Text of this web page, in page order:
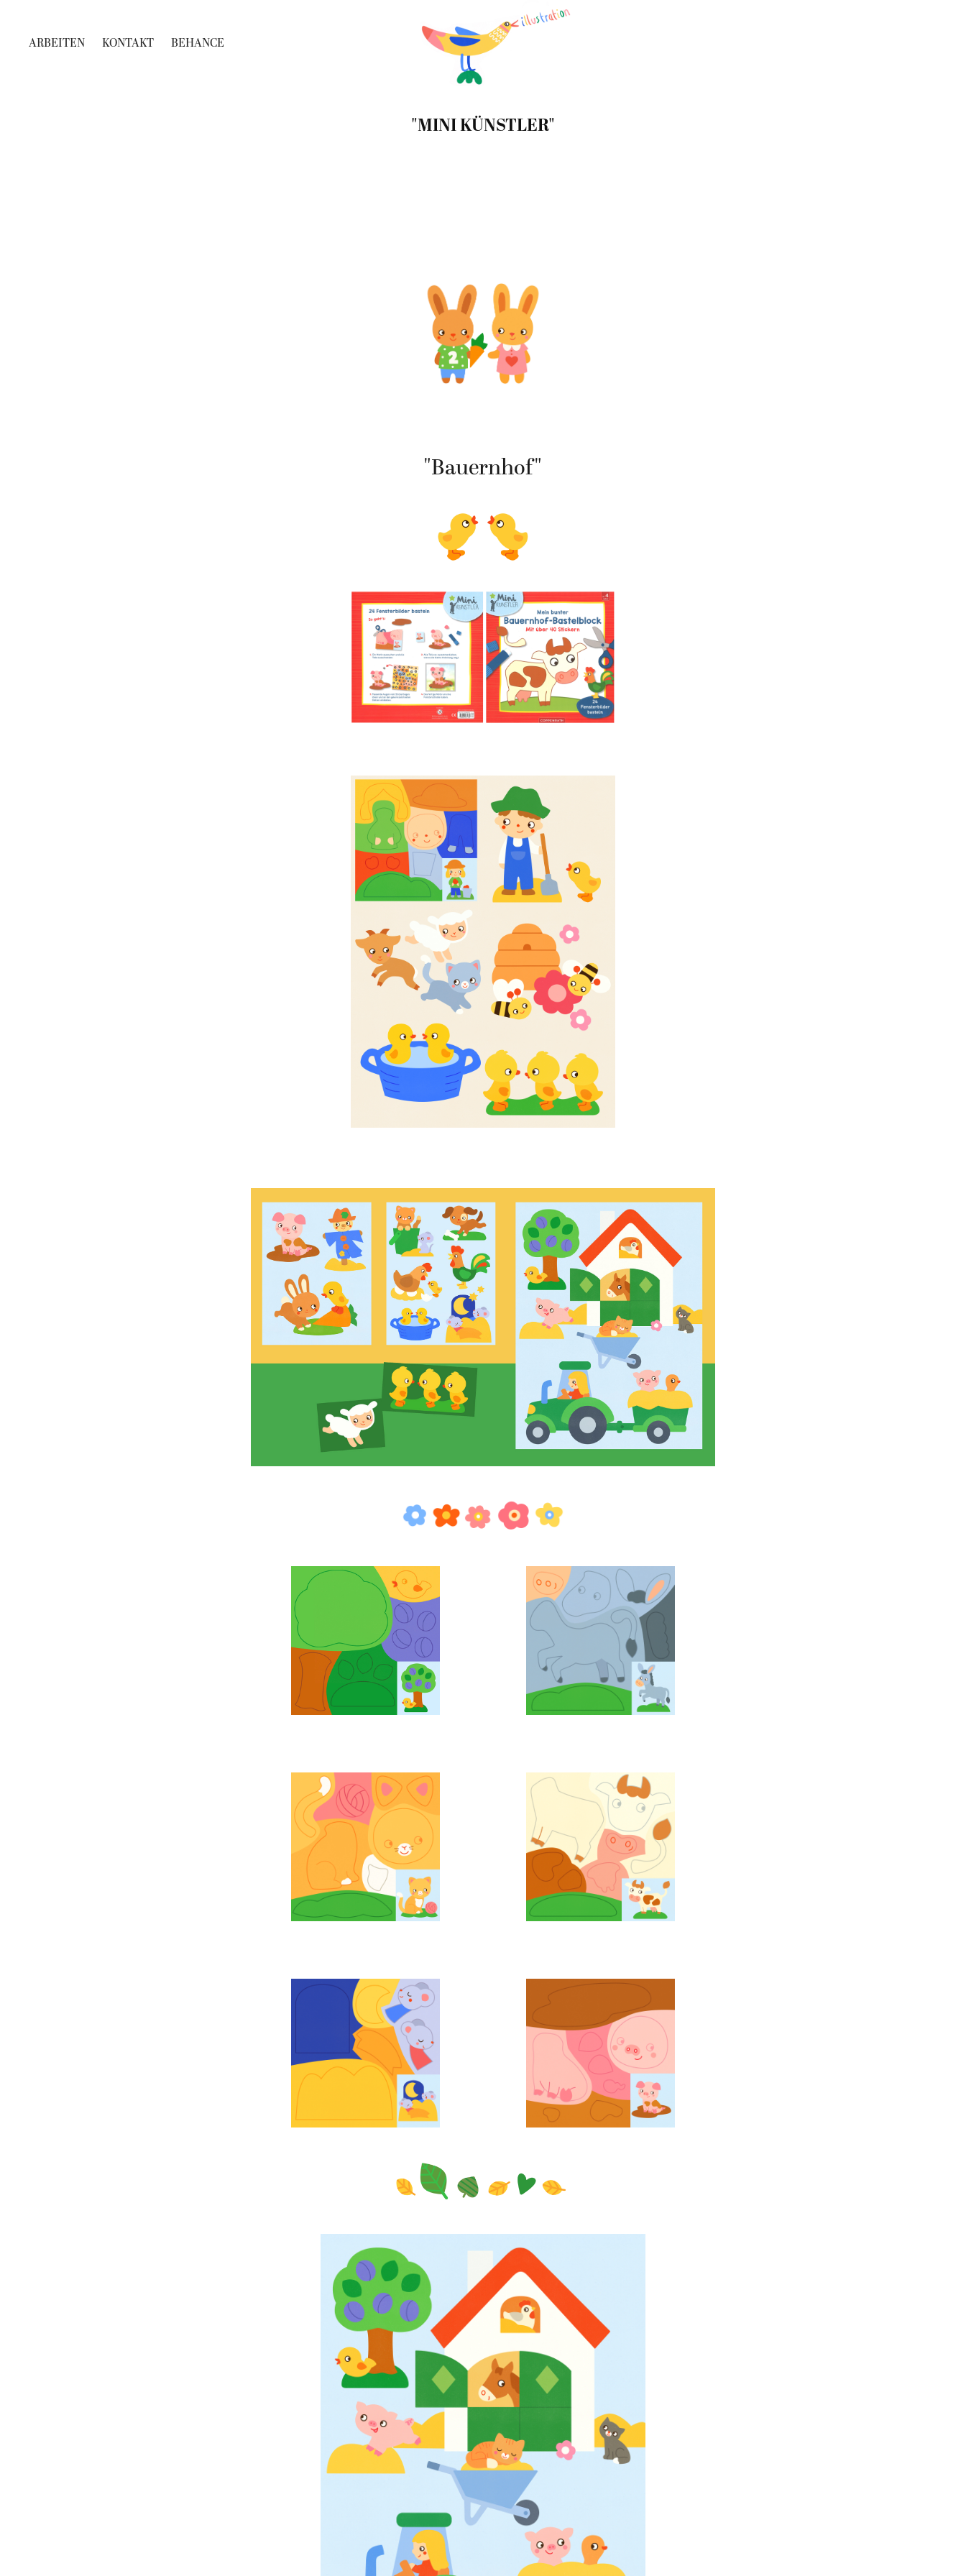
ARBEITEN KONTAKT BEHANCE
"MINI KÜNSTLER"
"Bauernhof"